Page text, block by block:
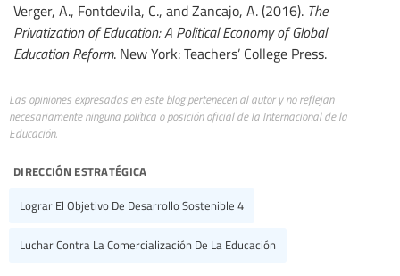
Verger, A., Fontdevila, C., and Zancajo, A. (2016). The
Privatization of Education: A Political Economy of Global
Education Reform. New York: Teachers’ College Press.
Las opiniones expresadas en este blog pertenecen al autor y no reflejan
necesariamente ninguna política o posición oficial de la Internacional de la
Educación.
dirección estratégica
Lograr El Objetivo De Desarrollo Sostenible 4
Luchar Contra La Comercialización De La Educación